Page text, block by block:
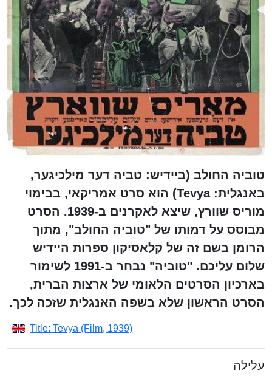
טוביה החולב (ביידיש: טביה דער מילכיגער,
באנגלית: Tevya) הוא סרט אמריקאי, בבימוי
מוריס שוורץ, שיצא לאקרנים ב-1939. הסרט
מבוסס על דמותו של "טוביה החולב", מתוך
הרומן בשם זה של קלאסיקון ספרות היידיש
שלום עליכם. "טוביה" נבחר ב-1991 לשימור
בארכיון הסרטים הלאומי של ארצות הברית,
הסרט הראשון שלא בשפה האנגלית שזכה לכך.
Title: Tevya (Film, 1939)
עלילה